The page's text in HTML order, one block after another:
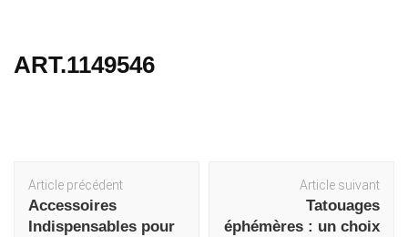
ART.1149546
Navigation
d'article
Article précédent
Accessoires
Indispensables pour
Article suivant
Tatouages
éphémères : un choix